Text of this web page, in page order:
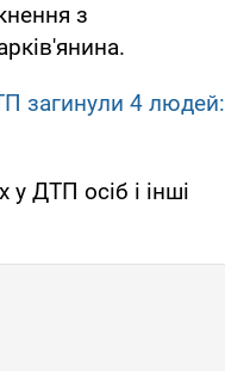
з
загинули 4 людей:
ДТП осіб і інші